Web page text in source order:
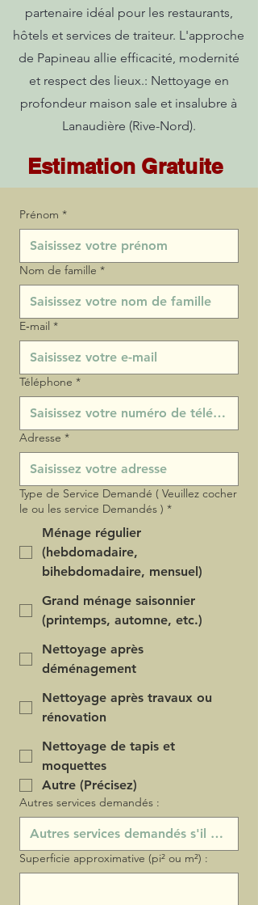
partenaire idéal pour les restaurants,
hôtels et services de traiteur. L'approche
de Papineau allie efficacité, modernité
et respect des lieux.: Nettoyage en
profondeur maison sale et insalubre à
Lanaudière (Rive-Nord).
Estimation Gratuite
Prénom *
Nom de famille *
E‑mail *
Téléphone *
Adresse *
Type de Service Demandé ( Veuillez cocher
le ou les service Demandés ) *
Ménage régulier
(hebdomadaire,
bihebdomadaire, mensuel)
Grand ménage saisonnier
(printemps, automne, etc.)
Nettoyage après
déménagement
Nettoyage après travaux ou
rénovation
Nettoyage de tapis et
moquettes
Autre (Précisez)
Autres services demandés :
Superficie approximative (pi² ou m²) :